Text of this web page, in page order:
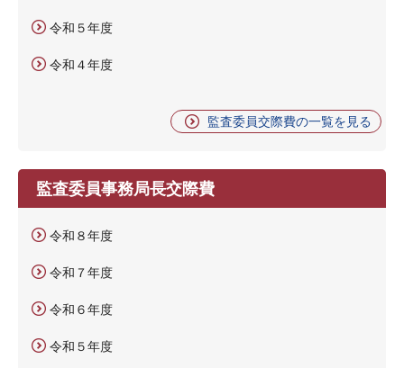
令和５年度
令和４年度
監査委員交際費の一覧を見る
監査委員事務局長交際費
令和８年度
令和７年度
令和６年度
令和５年度